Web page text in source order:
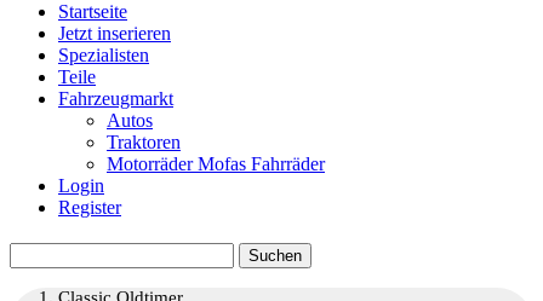
Startseite
Jetzt inserieren
Spezialisten
Teile
Fahrzeugmarkt
Autos
Traktoren
Motorräder Mofas Fahrräder
Login
Register
nach: